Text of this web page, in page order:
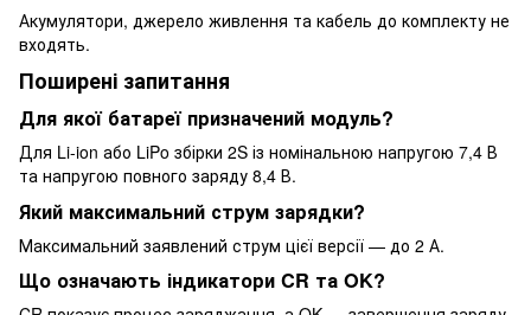
Акумулятори, джерело живлення та кабель до комплекту не
входять.
Поширені запитання
Для якої батареї призначений модуль?
Для Li-ion або LiPo збірки 2S із номінальною напругою 7,4 В
та напругою повного заряду 8,4 В.
Який максимальний струм зарядки?
Максимальний заявлений струм цієї версії — до 2 А.
Що означають індикатори CR та OK?